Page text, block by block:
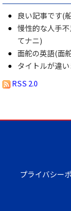
良い記事です(
慢性的な人手
てナニ)
面舵の英語(面
タイトルが違
RSS 2.0
プライバシー